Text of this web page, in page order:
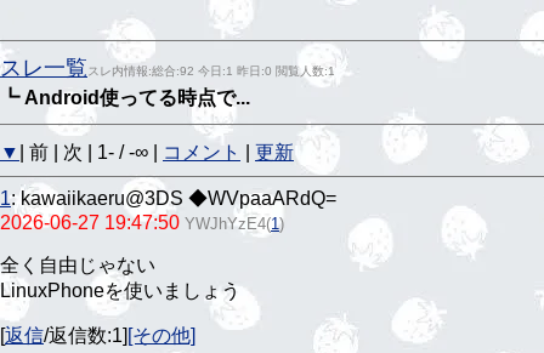
スレ一覧 スレ内情報:総合:92 今日:1 昨日:0 閲覧人数:1
┗ Android使ってる時点で...
▼ | 前 | 次 | 1- / -∞ | コメント 更新
1:kawaiikaeru@3DS ◆WVpaaARdQ=
2026-06-27 19:47:50 YWJhYzE4(1)
全く自由じゃない
LinuxPhoneを使いましょう
[返信/返信数:1] [その他]